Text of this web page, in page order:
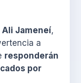
Ali Jameneí,
a
responderán
por